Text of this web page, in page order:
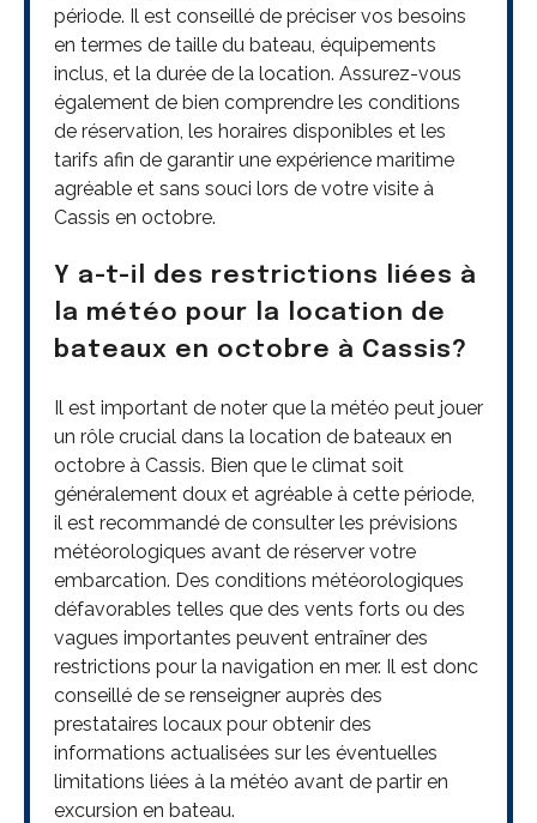
période. Il est conseillé de préciser vos besoins
en termes de taille du bateau, équipements
inclus, et la durée de la location. Assurez-vous
également de bien comprendre les conditions
de réservation, les horaires disponibles et les
tarifs afin de garantir une expérience maritime
agréable et sans souci lors de votre visite à
Cassis en octobre.
Y a-t-il des restrictions liées à
la météo pour la location de
bateaux en octobre à Cassis?
Il est important de noter que la météo peut jouer
un rôle crucial dans la location de bateaux en
octobre à Cassis. Bien que le climat soit
généralement doux et agréable à cette période,
il est recommandé de consulter les prévisions
météorologiques avant de réserver votre
embarcation. Des conditions météorologiques
défavorables telles que des vents forts ou des
vagues importantes peuvent entraîner des
restrictions pour la navigation en mer. Il est donc
conseillé de se renseigner auprès des
prestataires locaux pour obtenir des
informations actualisées sur les éventuelles
limitations liées à la météo avant de partir en
excursion en bateau.